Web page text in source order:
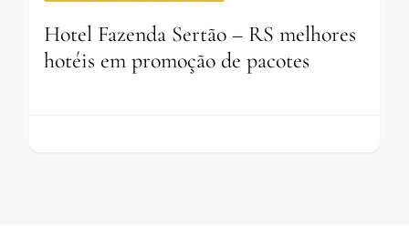
Hotel Fazenda Sertão – RS melhores
hotéis em promoção de pacotes